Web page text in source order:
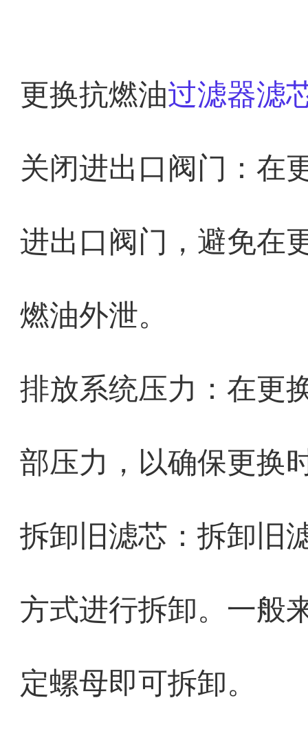
更换抗燃油过滤器滤
关闭进出口阀门：在
进出口阀门，避免在
燃油外泄。
排放系统压力：在更
部压力，以确保更换
拆卸旧滤芯：拆卸旧
方式进行拆卸。一般
定螺母即可拆卸。